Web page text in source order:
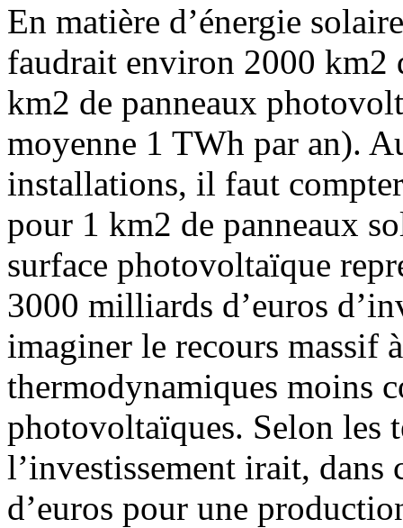
En matière d’énergie
faudrait environ 2000 km2
km2 de panneaux
moyenne 1 TWh par an).
installations, il faut
pour 1 km2 de panneaux
surface photovoltaïque
3000 milliards d’euros
imaginer le recours massif
thermodynamiques moins
photovoltaïques. Selon les
l’investissement irait, dans
d’euros pour une